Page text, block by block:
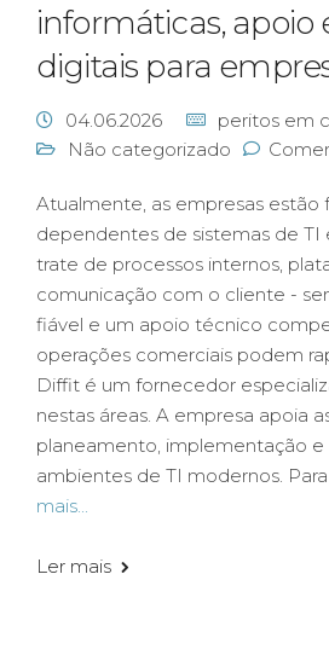
informáticas, apoio
digitais para
04.06.2026
peritos em
Não categorizado
Atualmente, as empresas
dependentes de sistemas de TI
trate de processos internos,
comunicação com o cliente -
fiável e um apoio técnico
operações comerciais podem
Diffit é um fornecedor
nestas áreas. A empresa apoia
planeamento, implementação
ambientes de TI modernos.
mais...
Ler mais